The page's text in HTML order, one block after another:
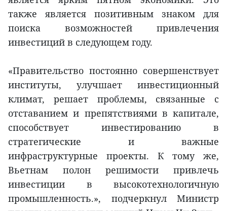
также является позитивным знаком для
поиска возможностей привлечения
инвестиций в следующем году.
«Правительство постоянно совершенствует
институты, улучшает инвестиционный
климат, решает проблемы, связанные с
отставанием и препятствиями в капитале,
способствует инвестированию в
стратегические и важные
инфраструктурные проекты. К тому же,
Вьетнам полон решимости привлечь
инвестиции в высокотехнологичную
промышленность.», подчеркнул Министр